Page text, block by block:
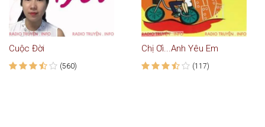
Cuộc Đời
(560)
Chị Ơi...Anh Yêu Em
(117)